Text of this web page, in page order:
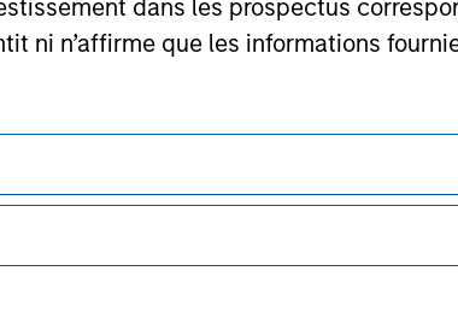
dans les prospectus
ni n’affirme que les informations
mentionnés sur le Site Internet ne
et le Rapport semestriel respectifs ('
de Morgan Stanley Investment
aucune omission susceptible
à la diffusion
Management.
Your Privacy
Conditions